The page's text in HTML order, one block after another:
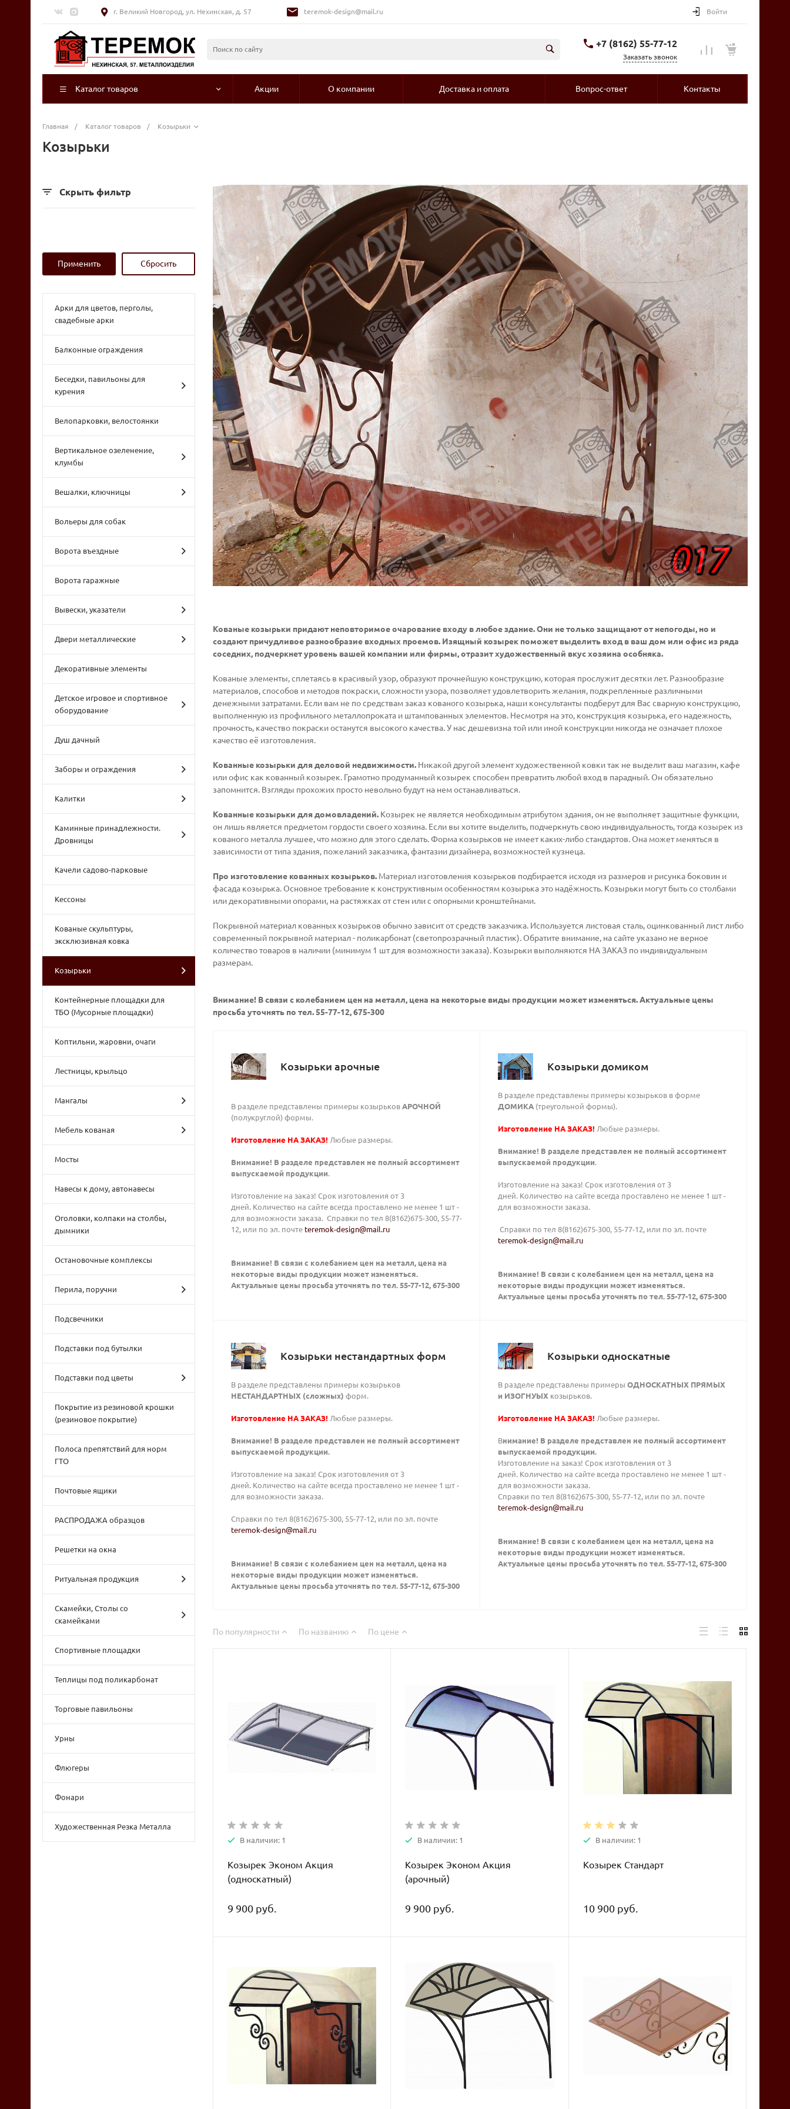
г. Великий Новгород, ул. Нехинская, д. 57 teremok-design@mail.ru Войти
+7 (8162) 55-77-12
Заказать звонок
Каталог товаров Акции О компании Доставка и оплата Вопрос-ответ Контакты
Главная / Каталог товаров / Козырьки
Козырьки
Скрыть фильтр
Арки для цветов, перголы,
свадебные арки
Балконные ограждения
Беседки, павильоны для
курения
Велопарковки, велостоянки
Вертикальное озеленение,
клумбы
Вешалки, ключницы
Вольеры для собак
Ворота въездные
Ворота гаражные
Вывески, указатели
Двери металлические
Декоративные элементы
Детское игровое и спортивное
оборудование
Душ дачный
Заборы и ограждения
Калитки
Каминные принадлежности.
Дровницы
Качели садово-парковые
Кессоны
Кованые скульптуры,
эксклюзивная ковка
Козырьки
Контейнерные площадки для
ТБО (Мусорные площадки)
Коптильни, жаровни, очаги
Лестницы, крыльцо
Мангалы
Мебель кованая
Мосты
Навесы к дому, автонавесы
Оголовки, колпаки на столбы,
дымники
Остановочные комплексы
Перила, поручни
Подсвечники
Подставки под бутылки
Подставки под цветы
Покрытие из резиновой крошки
(резиновое покрытие)
Полоса препятствий для норм
ГТО
Почтовые ящики
РАСПРОДАЖА образцов
Решетки на окна
Ритуальная продукция
Скамейки, Столы со
скамейками
Спортивные площадки
Теплицы под поликарбонат
Торговые павильоны
Урны
Флюгеры
Фонари
Художественная Резка Металла
Кованые козырьки придают неповторимое очарование входу в любое здание. Они не только защищают от непогоды, но и
создают причудливое разнообразие входных проемов. Изящный козырек поможет выделить вход в ваш дом или офис из ряда
соседних, подчеркнет уровень вашей компании или фирмы, отразит художественный вкус хозяина особняка.
Кованые элементы, сплетаясь в красивый узор, образуют прочнейшую конструкцию, которая прослужит десятки лет. Разнообразие
материалов, способов и методов покраски, сложности узора, позволяет удовлетворить желания, подкрепленные различными
денежными затратами. Если вам не по средствам заказ кованого козырька, наши консультанты подберут для Вас сварную конструкцию,
выполненную из профильного металлопроката и штампованных элементов. Несмотря на это, конструкция козырька, его надежность,
прочность, качество покраски останутся высокого качества. У нас дешевизна той или иной конструкции никогда не означает плохое
качество её изготовления.
Кованные козырьки для деловой недвижимости. Никакой другой элемент художественной ковки так не выделит ваш магазин, кафе
или офис как кованный козырек. Грамотно продуманный козырек способен превратить любой вход в парадный. Он обязательно
запомнится. Взгляды прохожих просто невольно будут на нем останавливаться.
Кованные козырьки для домовладений. Козырек не является необходимым атрибутом здания, он не выполняет защитные функции,
он лишь является предметом гордости своего хозяина. Если вы хотите выделить, подчеркнуть свою индивидуальность, тогда козырек из
кованого металла лучшее, что можно для этого сделать. Форма козырьков не имеет каких-либо стандартов. Она может меняться в
зависимости от типа здания, пожеланий заказчика, фантазии дизайнера, возможностей кузнеца.
Про изготовление кованных козырьков. Материал изготовления козырьков подбирается исходя из размеров и рисунка боковин и
фасада козырька. Основное требование к конструктивным особенностям козырька это надёжность. Козырьки могут быть со столбами
или декоративными опорами, на растяжках от стен или с опорными кронштейнами.
Покрывной материал кованных козырьков обычно зависит от средств заказчика. Используется листовая сталь, оцинкованный лист либо
современный покрывной материал - поликарбонат (светопрозрачный пластик). Обратите внимание, на сайте указано не верное
количество товаров в наличии (минимум 1 шт для возможности заказа). Козырьки выполняются НА ЗАКАЗ по индивидуальным
размерам.
Внимание! В связи с колебанием цен на металл, цена на некоторые виды продукции может изменяться. Актуальные цены
просьба уточнять по тел. 55-77-12, 675-300
Козырьки арочные
В разделе представлены примеры козырьков АРОЧНОЙ
(полукруглой) формы.
Изготовление НА ЗАКАЗ! Любые размеры.
Внимание! В разделе представлен не полный ассортимент
выпускаемой продукции.
Изготовление на заказ! Срок изготовления от 3
дней. Количество на сайте всегда проставлено не менее 1 шт -
для возможности заказа. Справки по тел 8(8162)675-300, 55-77-
12, или по эл. почте teremok-design@mail.ru
Внимание! В связи с колебанием цен на металл, цена на
некоторые виды продукции может изменяться.
Актуальные цены просьба уточнять по тел. 55-77-12, 675-300
Козырьки домиком
В разделе представлены примеры козырьков в форме
ДОМИКА (треугольной формы).
Изготовление НА ЗАКАЗ! Любые размеры.
Внимание! В разделе представлен не полный ассортимент
выпускаемой продукции.
Изготовление на заказ! Срок изготовления от 3
дней. Количество на сайте всегда проставлено не менее 1 шт -
для возможности заказа.
Справки по тел 8(8162)675-300, 55-77-12, или по эл. почте
teremok-design@mail.ru
Внимание! В связи с колебанием цен на металл, цена на
некоторые виды продукции может изменяться.
Актуальные цены просьба уточнять по тел. 55-77-12, 675-300
Козырьки нестандартных форм
В разделе представлены примеры козырьков
НЕСТАНДАРТНЫХ (сложных) форм.
Изготовление НА ЗАКАЗ! Любые размеры.
Внимание! В разделе представлен не полный ассортимент
выпускаемой продукции.
Изготовление на заказ! Срок изготовления от 3
дней. Количество на сайте всегда проставлено не менее 1 шт -
для возможности заказа.
Справки по тел 8(8162)675-300, 55-77-12, или по эл. почте
teremok-design@mail.ru
Внимание! В связи с колебанием цен на металл, цена на
некоторые виды продукции может изменяться.
Актуальные цены просьба уточнять по тел. 55-77-12, 675-300
Козырьки односкатные
В разделе представлены примеры ОДНОСКАТНЫХ ПРЯМЫХ
и ИЗОГНУЫХ козырьков.
Изготовление НА ЗАКАЗ! Любые размеры.
Внимание! В разделе представлен не полный ассортимент
выпускаемой продукции.
Изготовление на заказ! Срок изготовления от 3
дней. Количество на сайте всегда проставлено не менее 1 шт -
для возможности заказа.
Справки по тел 8(8162)675-300, 55-77-12, или по эл. почте
teremok-design@mail.ru
Внимание! В связи с колебанием цен на металл, цена на
некоторые виды продукции может изменяться.
Актуальные цены просьба уточнять по тел. 55-77-12, 675-300
По популярности По названию По цене
В наличии: 1
Козырек Эконом Акция
(односкатный)
9 900 руб.
В наличии: 1
Козырек Эконом Акция
(арочный)
9 900 руб.
В наличии: 1
Козырек Стандарт
10 900 руб.